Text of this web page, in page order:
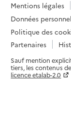
Mentions légales
Données
Politique des
Partenaires
Sauf mention
tiers, les contenus
licence etalab-2.0